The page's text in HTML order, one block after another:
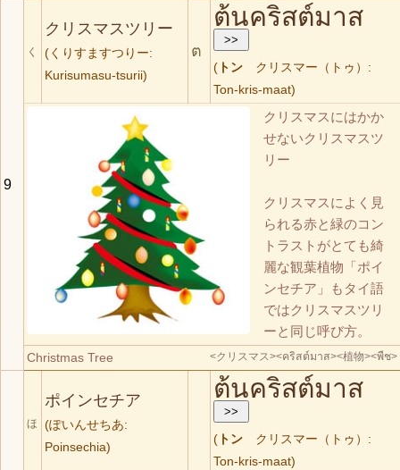
9
く
クリスマスツリー
(くりすますつりー:
Kurisumasu-tsurii)
ต
ต้นคริสต์มาส
( トン クリスマー（トゥ）:
Ton-kris-maat)
クリスマスにはかか
せないクリスマスツ
リー
クリスマスによく見
られる赤と緑のコン
トラストがとても綺
麗な観葉植物「ポイ
ンセチア」もタイ語
ではクリスマスツリ
ーと同じ呼び方。
Christmas Tree <クリスマス><คริสต์มาส><植物><พืช>
ほ
ポインセチア
(ぽいんせちあ:
Poinsechia)
ต้นคริสต์มาส
( トン クリスマー（トゥ）:
Ton-kris-maat)